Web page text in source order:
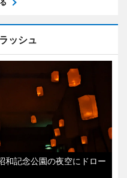
ッシュ
記念公園の夜空にドロー